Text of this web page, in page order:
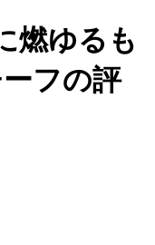
燃ゆるも
フの評